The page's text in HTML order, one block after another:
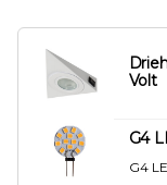
Volt
G4
G4